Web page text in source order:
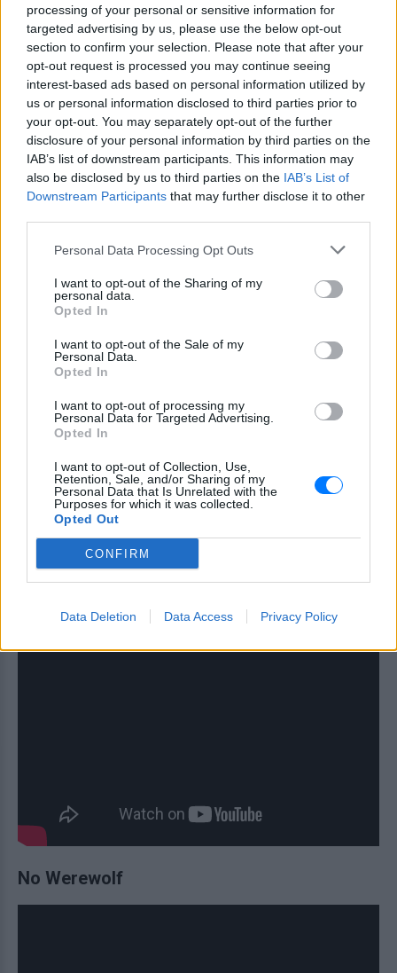
processing of your personal or sensitive information for
targeted advertising by us, please use the below opt-out
section to confirm your selection. Please note that after your
opt-out request is processed you may continue seeing
interest-based ads based on personal information utilized by
us or personal information disclosed to third parties prior to
your opt-out. You may separately opt-out of the further
disclosure of your personal information by third parties on the
IAB’s list of downstream participants. This information may
also be disclosed by us to third parties on the IAB’s List of
Downstream Participants that may further disclose it to other
Personal Data Processing Opt Outs
I want to opt-out of the Sharing of my
personal data.
Opted In
I want to opt-out of the Sale of my
Personal Data.
Opted In
I want to opt-out of processing my
Personal Data for Targeted Advertising.
Opted In
I want to opt-out of Collection, Use,
Retention, Sale, and/or Sharing of my
Personal Data that Is Unrelated with the
Purposes for which it was collected.
Opted Out
CONFIRM
Data Deletion Data Access Privacy Policy
Sandy
No Werewolf